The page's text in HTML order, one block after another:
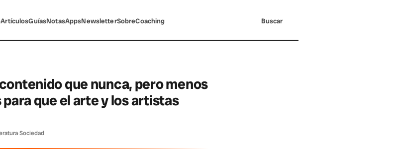
ArtículosGuíasNotasAppsNewsletterSobreCoaching Buscar
que nunca, pero menos
que el arte y los artistas
Sociedad